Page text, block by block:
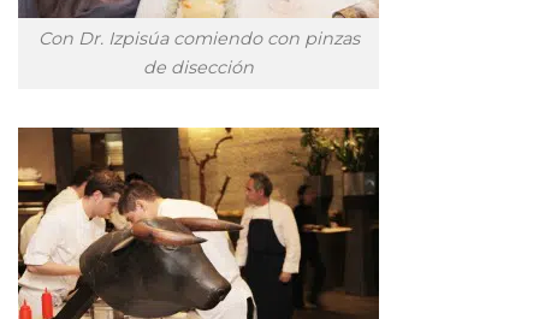
Con Dr. Izpisúa comiendo con pinzas
de disección